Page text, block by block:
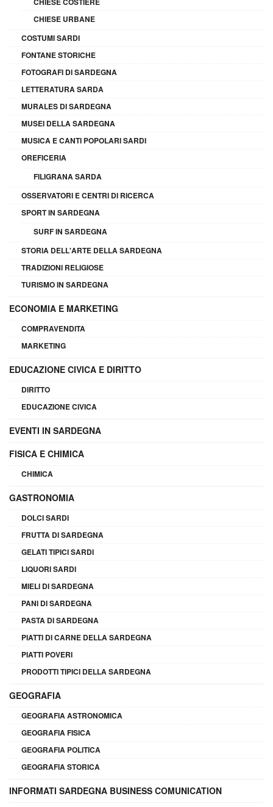
CHIESE URBANE
COSTUMI SARDI
FONTANE STORICHE
FOTOGRAFI DI SARDEGNA
LETTERATURA SARDA
MURALES DI SARDEGNA
MUSEI DELLA SARDEGNA
MUSICA E CANTI POPOLARI SARDI
OREFICERIA
FILIGRANA SARDA
OSSERVATORI E CENTRI DI RICERCA
SPORT IN SARDEGNA
SURF IN SARDEGNA
STORIA DELL'ARTE DELLA SARDEGNA
TRADIZIONI RELIGIOSE
TURISMO IN SARDEGNA
ECONOMIA E MARKETING
COMPRAVENDITA
MARKETING
EDUCAZIONE CIVICA E DIRITTO
DIRITTO
EDUCAZIONE CIVICA
EVENTI IN SARDEGNA
FISICA E CHIMICA
CHIMICA
GASTRONOMIA
DOLCI SARDI
FRUTTA DI SARDEGNA
GELATI TIPICI SARDI
LIQUORI SARDI
MIELI DI SARDEGNA
PANI DI SARDEGNA
PASTA DI SARDEGNA
PIATTI DI CARNE DELLA SARDEGNA
PIATTI POVERI
PRODOTTI TIPICI DELLA SARDEGNA
GEOGRAFIA
GEOGRAFIA ASTRONOMICA
GEOGRAFIA FISICA
GEOGRAFIA POLITICA
GEOGRAFIA STORICA
INFORMATI SARDEGNA BUSINESS COMUNICATION